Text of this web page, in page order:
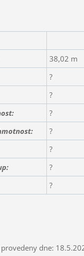
38,02 m
?
?
?
?
?
?
?
dne: